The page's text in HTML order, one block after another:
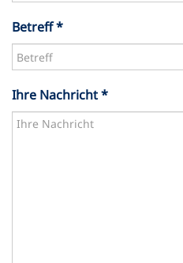
Betreff *
Ihre Nachricht *